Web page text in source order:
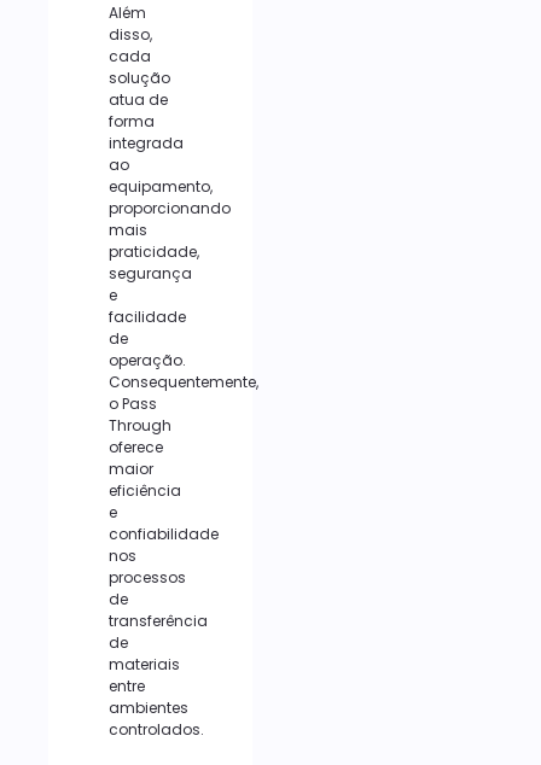
Além
disso,
cada
solução
atua de
forma
integrada
ao
equipamento,
proporcionando
mais
praticidade,
segurança
e
facilidade
de
operação.
Consequentemente,
o Pass
Through
oferece
maior
eficiência
e
confiabilidade
nos
processos
de
transferência
de
materiais
entre
ambientes
controlados.